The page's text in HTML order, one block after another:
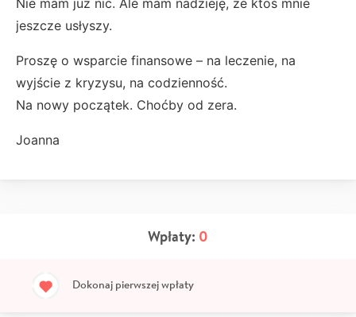
jeszcze usłyszy.
Proszę o wsparcie finansowe – na leczenie, na
wyjście z kryzysu, na codzienność.
Na nowy początek. Choćby od zera.
Joanna
Wpłaty: 0
Dokonaj pierwszej wpłaty